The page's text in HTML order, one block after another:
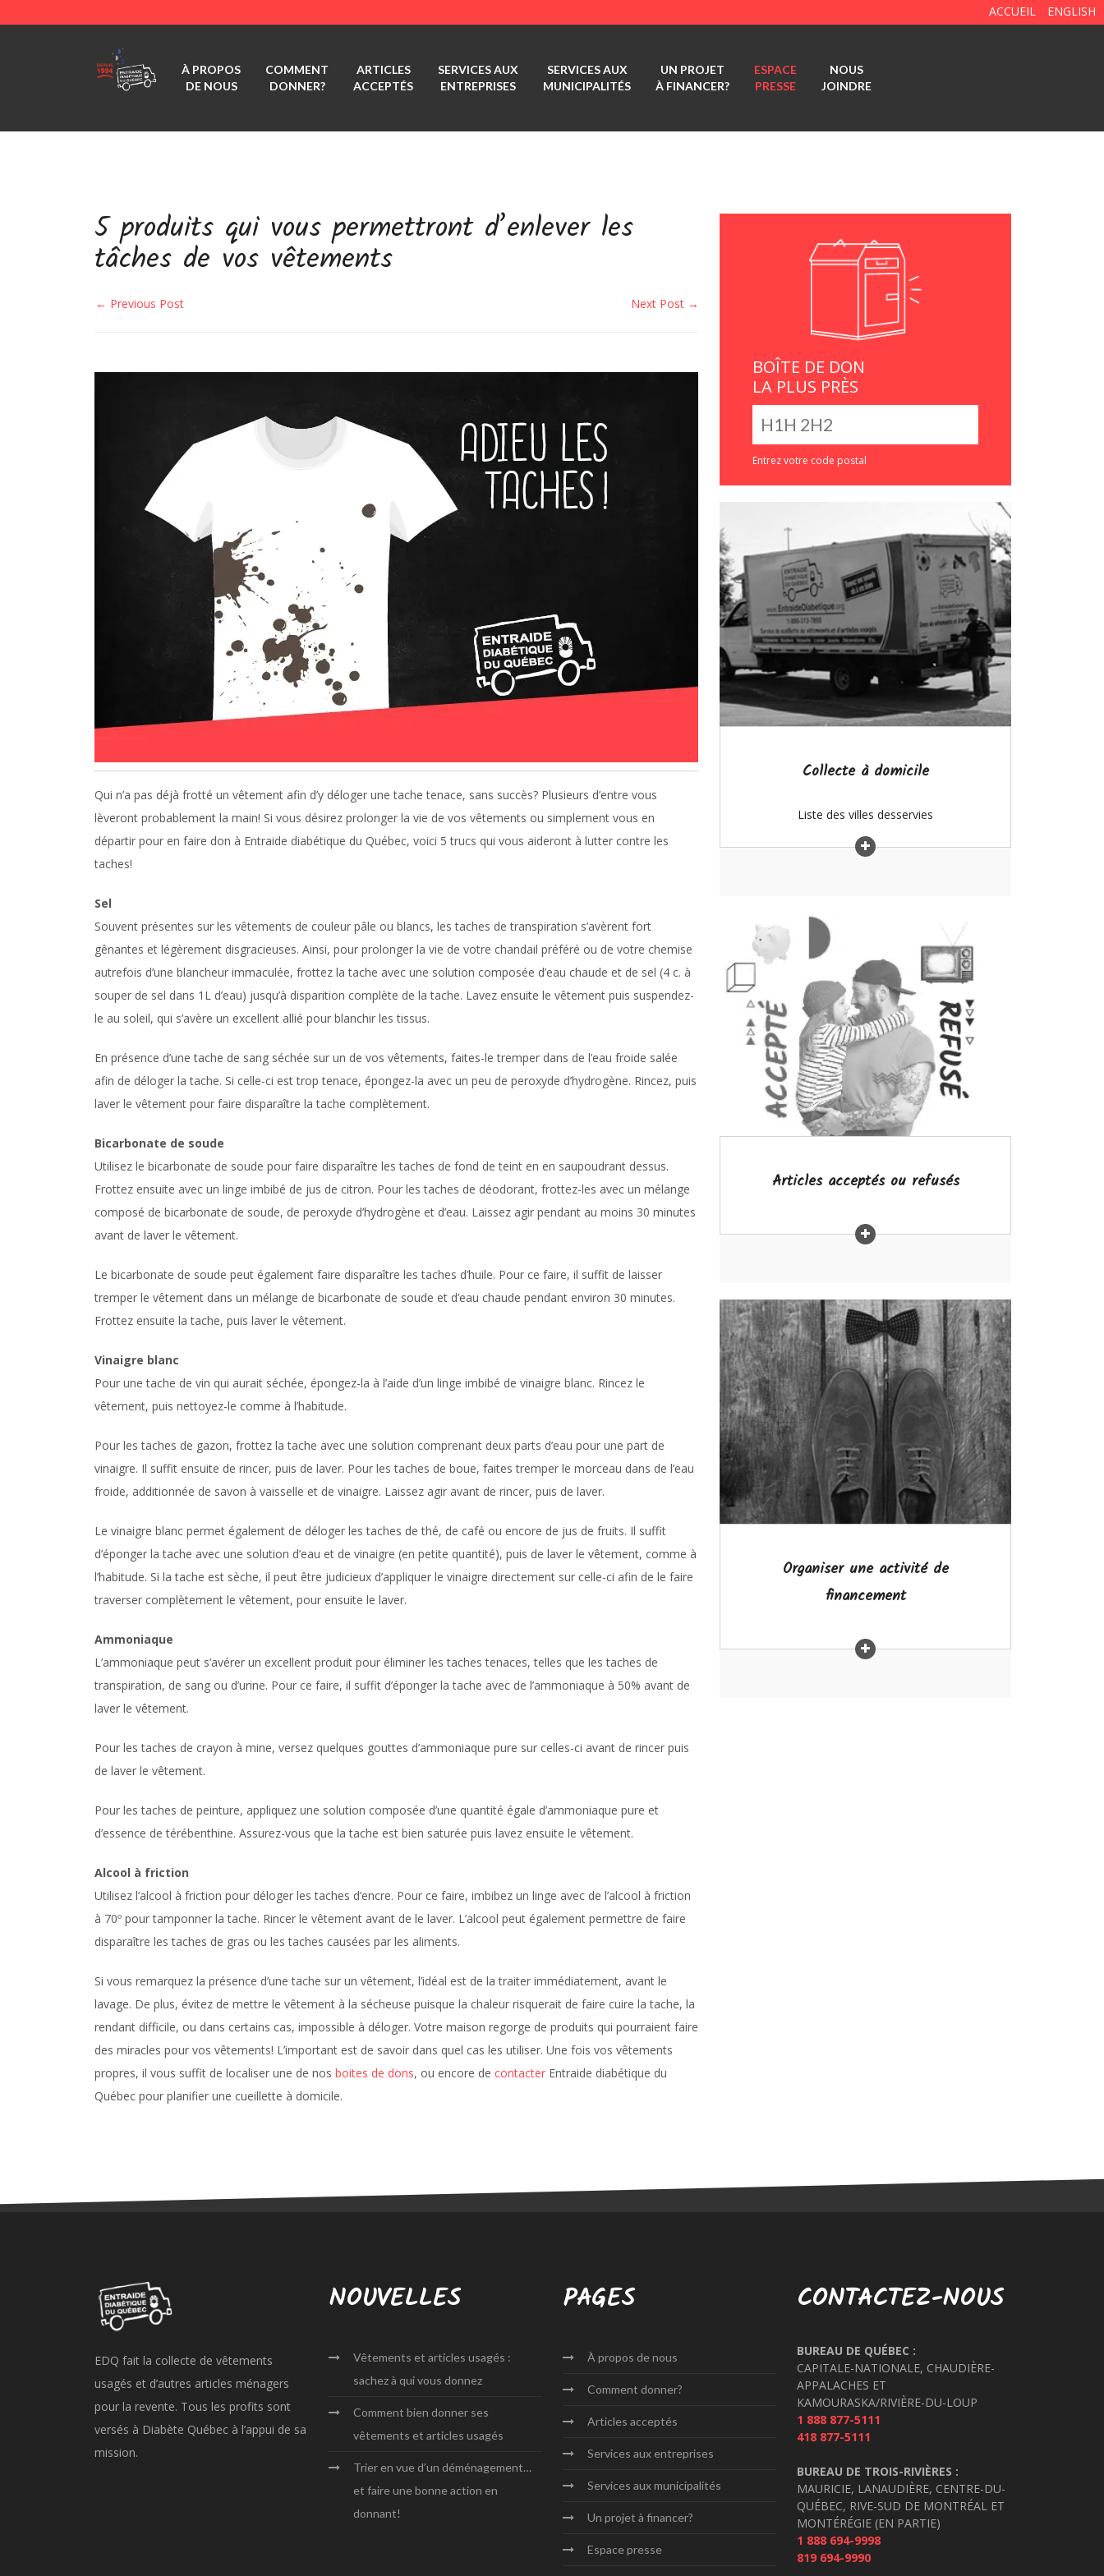
ACCUEIL ENGLISH
À PROPOS
DE NOUS
COMMENT
DONNER?
ARTICLES
ACCEPTÉS
SERVICES AUX
ENTREPRISES
SERVICES AUX
MUNICIPALITÉS
UN PROJET
À FINANCER?
ESPACE
PRESSE
NOUS
JOINDRE
5 produits qui vous permettront d’enlever les
tâches de vos vêtements
← Previous Post Next Post →
Qui n’a pas déjà frotté un vêtement afin d’y déloger une tache tenace, sans succès? Plusieurs d’entre vous
lèveront probablement la main! Si vous désirez prolonger la vie de vos vêtements ou simplement vous en
départir pour en faire don à Entraide diabétique du Québec, voici 5 trucs qui vous aideront à lutter contre les
taches!
Sel
Souvent présentes sur les vêtements de couleur pâle ou blancs, les taches de transpiration s’avèrent fort
gênantes et légèrement disgracieuses. Ainsi, pour prolonger la vie de votre chandail préféré ou de votre chemise
autrefois d’une blancheur immaculée, frottez la tache avec une solution composée d’eau chaude et de sel (4 c. à
souper de sel dans 1L d’eau) jusqu’à disparition complète de la tache. Lavez ensuite le vêtement puis suspendez-
le au soleil, qui s’avère un excellent allié pour blanchir les tissus.
En présence d’une tache de sang séchée sur un de vos vêtements, faites-le tremper dans de l’eau froide salée
afin de déloger la tache. Si celle-ci est trop tenace, épongez-la avec un peu de peroxyde d’hydrogène. Rincez, puis
laver le vêtement pour faire disparaître la tache complètement.
Bicarbonate de soude
Utilisez le bicarbonate de soude pour faire disparaître les taches de fond de teint en en saupoudrant dessus.
Frottez ensuite avec un linge imbibé de jus de citron. Pour les taches de déodorant, frottez-les avec un mélange
composé de bicarbonate de soude, de peroxyde d’hydrogène et d’eau. Laissez agir pendant au moins 30 minutes
avant de laver le vêtement.
Le bicarbonate de soude peut également faire disparaître les taches d’huile. Pour ce faire, il suffit de laisser
tremper le vêtement dans un mélange de bicarbonate de soude et d’eau chaude pendant environ 30 minutes.
Frottez ensuite la tache, puis laver le vêtement.
Vinaigre blanc
Pour une tache de vin qui aurait séchée, épongez-la à l’aide d’un linge imbibé de vinaigre blanc. Rincez le
vêtement, puis nettoyez-le comme à l’habitude.
Pour les taches de gazon, frottez la tache avec une solution comprenant deux parts d’eau pour une part de
vinaigre. Il suffit ensuite de rincer, puis de laver. Pour les taches de boue, faites tremper le morceau dans de l’eau
froide, additionnée de savon à vaisselle et de vinaigre. Laissez agir avant de rincer, puis de laver.
Le vinaigre blanc permet également de déloger les taches de thé, de café ou encore de jus de fruits. Il suffit
d’éponger la tache avec une solution d’eau et de vinaigre (en petite quantité), puis de laver le vêtement, comme à
l’habitude. Si la tache est sèche, il peut être judicieux d’appliquer le vinaigre directement sur celle-ci afin de le faire
traverser complètement le vêtement, pour ensuite le laver.
Ammoniaque
L’ammoniaque peut s’avérer un excellent produit pour éliminer les taches tenaces, telles que les taches de
transpiration, de sang ou d’urine. Pour ce faire, il suffit d’éponger la tache avec de l’ammoniaque à 50% avant de
laver le vêtement.
Pour les taches de crayon à mine, versez quelques gouttes d’ammoniaque pure sur celles-ci avant de rincer puis
de laver le vêtement.
Pour les taches de peinture, appliquez une solution composée d’une quantité égale d’ammoniaque pure et
d’essence de térébenthine. Assurez-vous que la tache est bien saturée puis lavez ensuite le vêtement.
Alcool à friction
Utilisez l’alcool à friction pour déloger les taches d’encre. Pour ce faire, imbibez un linge avec de l’alcool à friction
à 70º pour tamponner la tache. Rincer le vêtement avant de le laver. L’alcool peut également permettre de faire
disparaître les taches de gras ou les taches causées par les aliments.
Si vous remarquez la présence d’une tache sur un vêtement, l’idéal est de la traiter immédiatement, avant le
lavage. De plus, évitez de mettre le vêtement à la sécheuse puisque la chaleur risquerait de faire cuire la tache, la
rendant difficile, ou dans certains cas, impossible à déloger. Votre maison regorge de produits qui pourraient faire
des miracles pour vos vêtements! L’important est de savoir dans quel cas les utiliser. Une fois vos vêtements
propres, il vous suffit de localiser une de nos boites de dons, ou encore de contacter Entraide diabétique du
Québec pour planifier une cueillette à domicile.
BOÎTE DE DON
LA PLUS PRÈS
Entrez votre code postal
Collecte à domicile
Liste des villes desservies
Pensez à donner vos biens!
Articles acceptés ou refusés
Quoi donner?
Organiser une activité de
financement
C'est si simple!
EDQ fait la collecte de vêtements
usagés et d’autres articles ménagers
pour la revente. Tous les profits sont
versés à Diabète Québec à l’appui de sa
mission.
NOUVELLES
Vêtements et articles usagés :
sachez à qui vous donnez
Comment bien donner ses
vêtements et articles usagés
Trier en vue d’un déménagement…
et faire une bonne action en
donnant!
PAGES
À propos de nous
Comment donner?
Articles acceptés
Services aux entreprises
Services auxmunicipalités
Un projet à financer?
Espacepresse
CONTACTEZ-NOUS
BUREAU DE QUÉBEC :
CAPITALE-NATIONALE, CHAUDIÈRE-
APPALACHES ET
KAMOURASKA/RIVIÈRE-DU-LOUP
1 888 877-5111
418 877-5111
BUREAU DE TROIS-RIVIÈRES :
MAURICIE, LANAUDIÈRE, CENTRE-DU-
QUÉBEC, RIVE-SUD DE MONTRÉAL ET
MONTÉRÉGIE (EN PARTIE)
1 888 694-9998
819 694-9990